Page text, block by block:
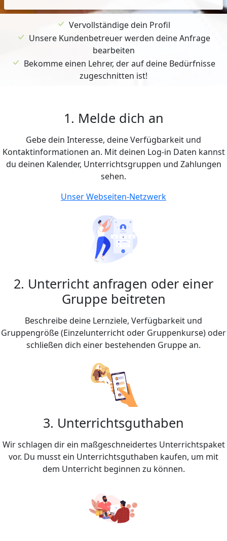
Vervollständige dein Profil
Unsere Kundenbetreuer werden deine Anfrage
bearbeiten
Bekomme einen Lehrer, der auf deine Bedürfnisse
zugeschnitten ist!
1. Melde dich an
Gebe dein Interesse, deine Verfügbarkeit und
Kontaktinformationen an. Mit deinen Log-in Daten kannst
du deinen Kalender, Unterrichtsgruppen und Zahlungen
sehen.
Unser Webseiten-Netzwerk
2. Unterricht anfragen oder einer
Gruppe beitreten
Beschreibe deine Lernziele, Verfügbarkeit und
Gruppengröße (Einzelunterricht oder Gruppenkurse) oder
schließen dich einer bestehenden Gruppe an.
3. Unterrichtsguthaben
Wir schlagen dir ein maßgeschneidertes Unterrichtspaket
vor. Du musst ein Unterrichtsguthaben kaufen, um mit
dem Unterricht beginnen zu können.